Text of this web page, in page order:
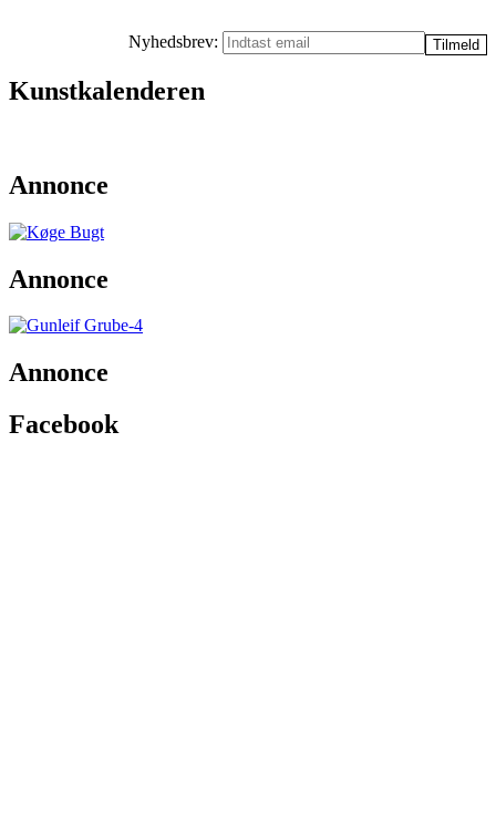
Nyhedsbrev:
Kunstkalenderen
Annonce
Annonce
Annonce
Facebook